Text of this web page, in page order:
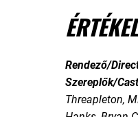
Rendező/
Szereplők/
Threapleton,